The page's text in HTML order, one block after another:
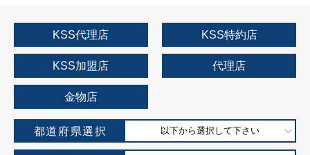
KSS代理店 KSS特約店
KSS加盟店 代理店
金物店
都道府県選択 以下から選択して下さい